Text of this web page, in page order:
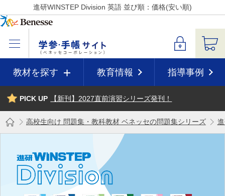
進研WINSTEP Division 英語 並び順：価格(安い順)
教材を探す 教育情報 指導事例
PICK UP 【新刊】2027直前演習シリーズ発刊！
高校生向け 問題集・教科教材 ベネッセの問題集シリーズ